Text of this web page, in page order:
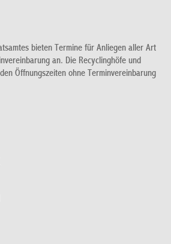
bieten Termine für Anliegen aller Art
an. Die Recyclinghöfe und
Öffnungszeiten ohne Terminvereinbarung